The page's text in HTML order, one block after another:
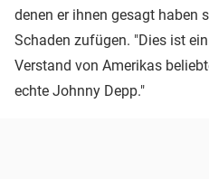
denen er ihnen gesagt haben
Schaden zufügen. "Dies ist
Verstand von Amerikas
echte Johnny Depp."